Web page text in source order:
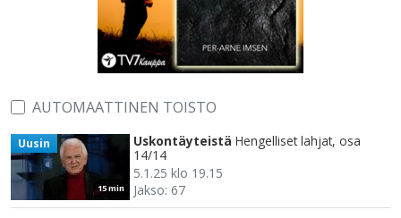
AUTOMAATTINEN TOISTO
15 min
Uusin Uskontäyteistä Hengelliset lahjat, osa
14/14
5.1.25 klo 19.15
Jakso: 67